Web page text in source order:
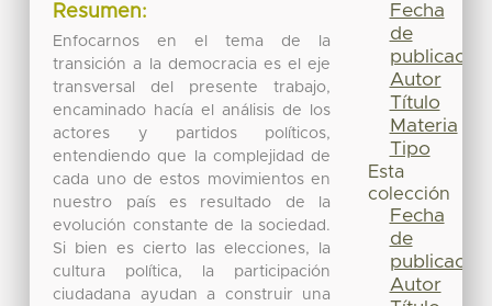
Resumen:
Enfocarnos en el tema de la
transición a la democracia es el eje
transversal del presente trabajo,
encaminado hacía el análisis de los
actores y partidos políticos,
entendiendo que la complejidad de
cada uno de estos movimientos en
nuestro país es resultado de la
evolución constante de la sociedad.
Si bien es cierto las elecciones, la
cultura política, la participación
ciudadana ayudan a construir una
Fecha
de
publicación
Autor
Título
Materia
Tipo
Esta
colección
Fecha
de
publicación
Autor